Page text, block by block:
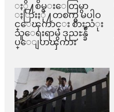
ႏို႔စိမ္းေတြမွာ
ႏြားႏို႔တစက္မွ မပါဝ
င္ေၾကာင္း စားသံုး
သူေရးရာမွ ဒုညႊန္ခ်ဳ
ပ္ေျပာၾကား